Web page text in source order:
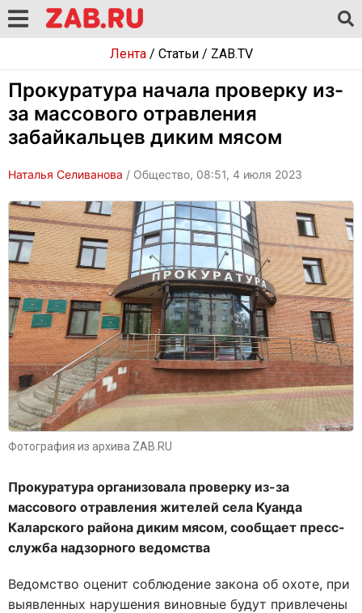
Лента/ Статьи/ ZAB.TV
Прокуратура начала проверку из-
за массового отравления
забайкальцев диким мясом
Наталья Селиванова / Общество, 08:51, 4 июля 2023
Фотография из архива ZAB.RU
Прокуратура организовала проверку из-за
массового отравления жителей села Куанда
Каларского района диким мясом, сообщает пресс-
служба надзорного ведомства
Ведомство оценит соблюдение закона об охоте, при
выявленных нарушения виновные будут привлечены